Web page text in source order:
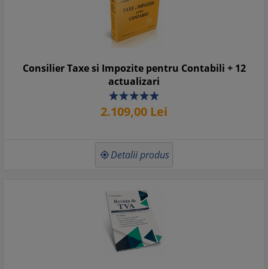
Consilier Taxe si Impozite pentru Contabili + 12
actualizari
2.109,00 Lei
 Detalii produs